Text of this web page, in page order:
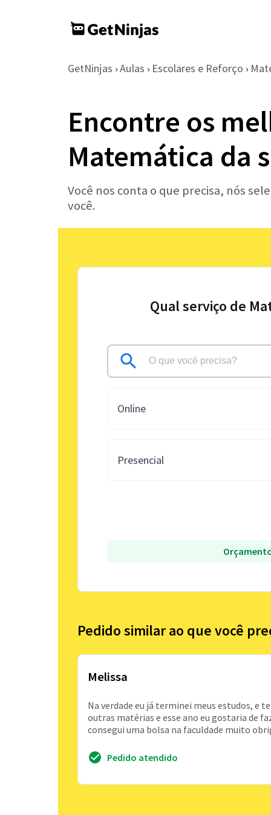
GetNinjas › Aulas › Escolares e Reforço ›
Encontre os
Matemática da
Você nos conta o que precisa, nós
você.
Qual serviço de
Online
Presencial
Pedido similar ao que você
Melissa
Na verdade eu já terminei meus estudos, e
outras matérias e esse ano eu gostaria de
consegui uma bolsa na faculdade muito
Pedido atendido